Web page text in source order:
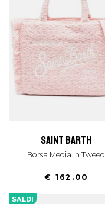
saint barth
Borsa Media In Tweed
€ 162.00
SALDI